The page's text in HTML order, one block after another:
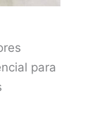
para